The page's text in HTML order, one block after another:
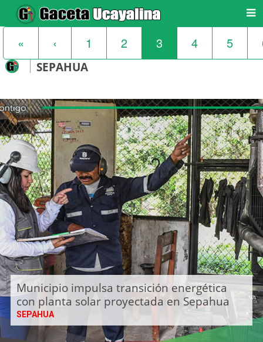
« ‹ 1 2 3 4 5
SEPAHUA
Municipio impulsa transición energética
con planta solar proyectada en Sepahua
SEPAHUA